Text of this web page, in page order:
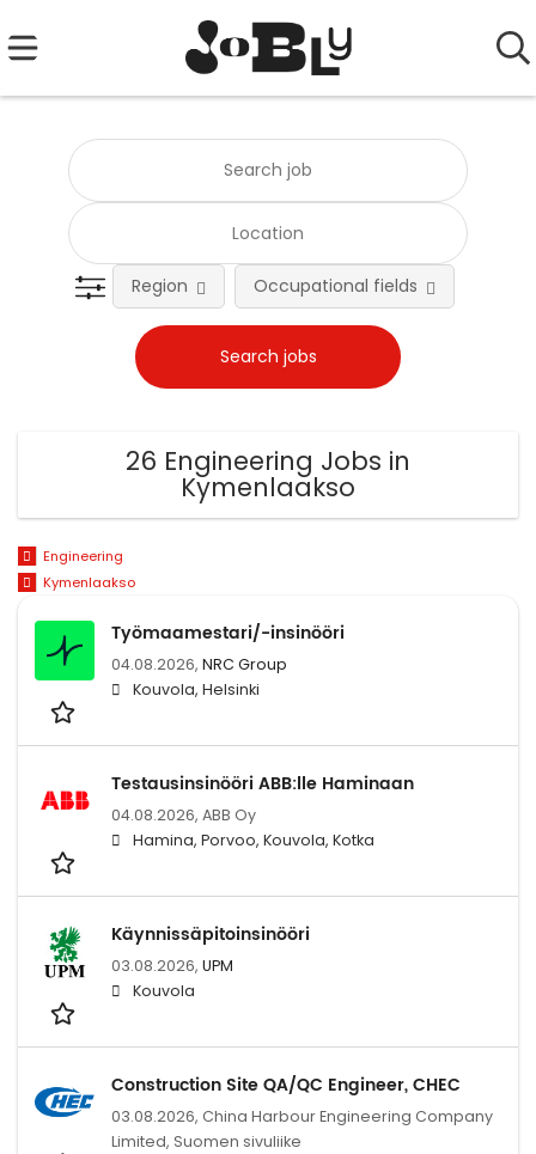
Region Occupational fields
26 Engineering Jobs in
Kymenlaakso
Engineering
Kymenlaakso
Työmaamestari/-insinööri
04.08.2026, NRC Group
Kouvola, Helsinki
Testausinsinööri ABB:lle Haminaan
04.08.2026, ABB Oy
Hamina, Porvoo, Kouvola, Kotka
Käynnissäpitoinsinööri
03.08.2026, UPM
Kouvola
Construction Site QA/QC Engineer, CHEC
03.08.2026, China Harbour Engineering Company
Limited, Suomen sivuliike